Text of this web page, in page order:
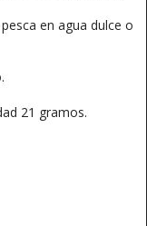
en agua dulce o
21 gramos.